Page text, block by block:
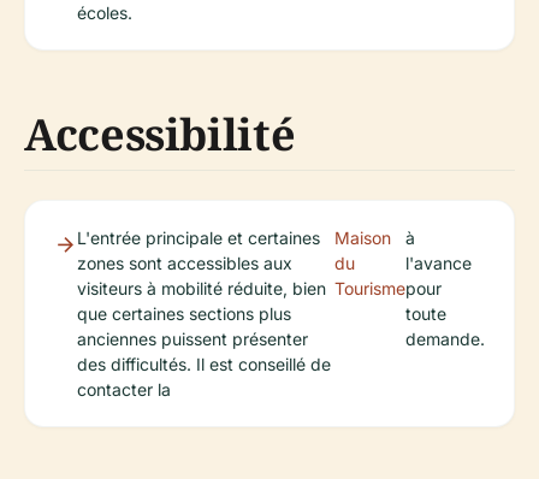
écoles.
Accessibilité
L'entrée principale et certaines
zones sont accessibles aux
visiteurs à mobilité réduite, bien
que certaines sections plus
anciennes puissent présenter
des difficultés. Il est conseillé de
contacter la
Maison
du
Tourisme
à
l'avance
pour
toute
demande.